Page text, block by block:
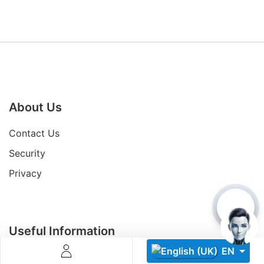
EN
About Us
Contact Us
Security
Privacy
Useful Information
Be a Partner
Monitorizare în timp real și analiză date
Conectează roboți, software și servicii într-o singură
soluție
Scalabil de la 1 robot la zeci de unități